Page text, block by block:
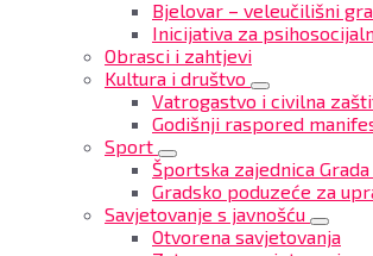
Bjelovar – veleučilišni
Inicijativa za
Obrasci i zahtjevi
Kultura i društvo
Vatrogastvo i civilna
Godišnji raspored
Sport
Športska zajednica
Gradsko poduzeće za
Savjetovanje s javnošću
Otvorena savjetovanja